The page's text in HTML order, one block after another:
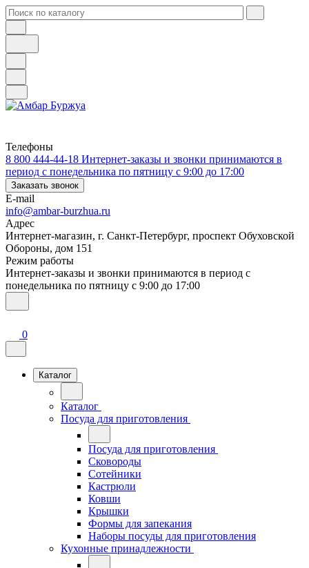
Телефоны
8 800 444-44-18 Интернет-заказы и звонки принимаются в
период с понедельника по пятницу с 9:00 до 17:00
Заказать звонок
E-mail
info@ambar-burzhua.ru
Адрес
Интернет-магазин, г. Санкт-Петербург, проспект Обуховской
Обороны, дом 151
Режим работы
Интернет-заказы и звонки принимаются в период с
понедельника по пятницу с 9:00 до 17:00
0
Каталог
Каталог
Посуда для приготовления
Посуда для приготовления
Сковороды
Сотейники
Кастрюли
Ковши
Крышки
Формы для запекания
Наборы посуды для приготовления
Кухонные принадлежности